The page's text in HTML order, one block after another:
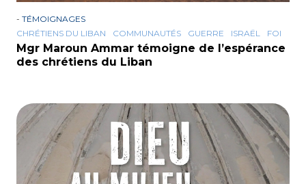
- TÉMOIGNAGES
CHRÉTIENS DU LIBAN
COMMUNAUTÉS GUERRE ISRAËL FOI
Mgr Maroun Ammar témoigne de l’espérance
des chrétiens du Liban